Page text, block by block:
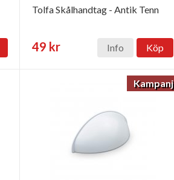
Tolfa Skålhandtag - Antik Tenn
49 kr Info Köp
Kampanj